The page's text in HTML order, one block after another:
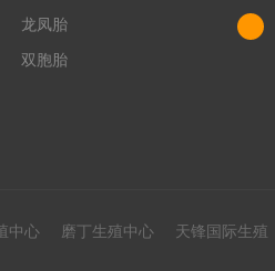
龙凤胎
双胞胎
中心 磨丁生殖中心 天锋国际生殖